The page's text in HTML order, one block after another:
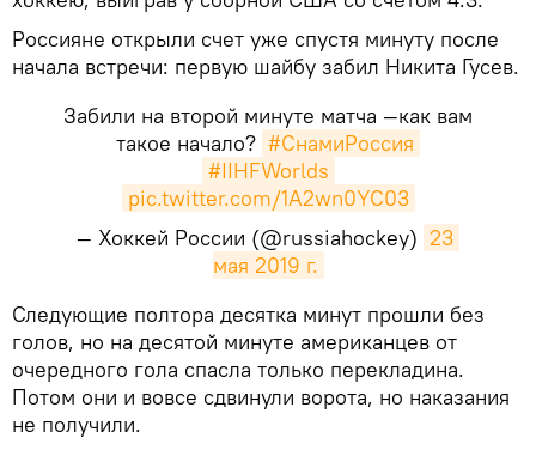
Россияне открыли счет уже спустя минуту после
начала встречи: первую шайбу забил Никита Гусев.
Забили на второй минуте матча —как вам
такое начало? #СнамиРоссия
#IIHFWorlds
pic.twitter.com/1A2wn0YC03
— Хоккей России (@russiahockey) 23
мая 2019 г.
​Следующие полтора десятка минут прошли без
голов, но на десятой минуте американцев от
очередного гола спасла только перекладина.
Потом они и вовсе сдвинули ворота, но наказания
не получили.